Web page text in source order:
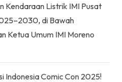
Kendaraan Listrik IMI Pusat
di Bawah
Ketua Umum IMI Moreno
Indonesia Comic Con 2025!